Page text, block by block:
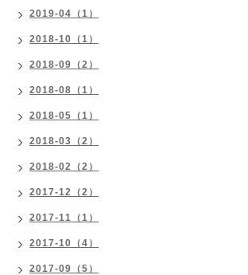
2019-04（1）
2018-10（1）
2018-09（2）
2018-08（1）
2018-05（1）
2018-03（2）
2018-02（2）
2017-12（2）
2017-11（1）
2017-10（4）
2017-09（5）